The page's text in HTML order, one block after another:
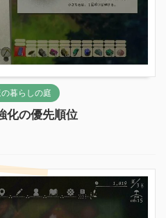
暮らしの庭
化の優先順位